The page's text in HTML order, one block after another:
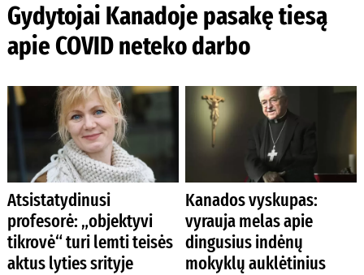
Gydytojai Kanadoje pasakę tiesą
apie COVID neteko darbo
Atsistatydinusi
profesorė: „objektyvi
tikrovė“ turi lemti teisės
aktus lyties srityje
Kanados vyskupas:
vyrauja melas apie
dingusius indėnų
mokyklų auklėtinius